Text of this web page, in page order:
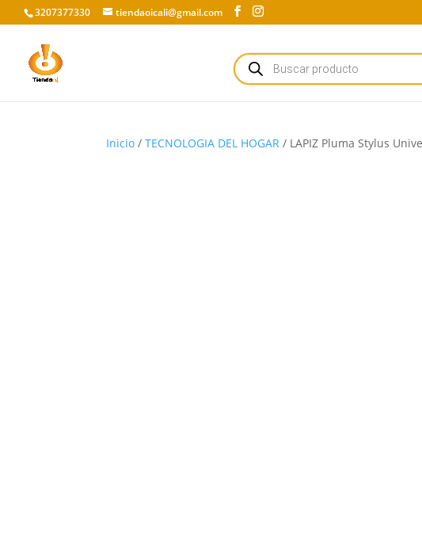
3207377330 tiendaoicali@gmail.com
Búsqueda
de
productos
Inicio /TECNOLOGIA DEL HOGAR / LAPIZ Pluma Stylus